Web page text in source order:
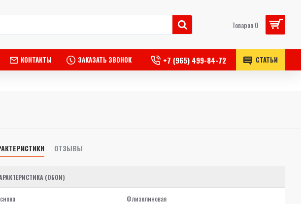
Товаров 0
КОНТАКТЫ ЗАКАЗАТЬ ЗВОНОК +7 (965) 499-84-72 СТАТЬИ
ОТЗЫВЫ
(ОБОИ)
Флизелиновая